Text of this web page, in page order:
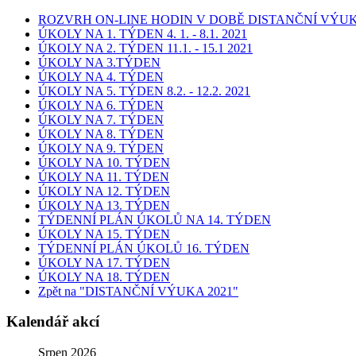
ROZVRH ON-LINE HODIN V DOBĚ DISTANČNÍ
ÚKOLY NA 1. TÝDEN 4. 1. - 8.1. 2021
ÚKOLY NA 2. TÝDEN 11.1. - 15.1 2021
ÚKOLY NA 3.TÝDEN
ÚKOLY NA 4. TÝDEN
ÚKOLY NA 5. TÝDEN 8.2. - 12.2. 2021
ÚKOLY NA 6. TÝDEN
ÚKOLY NA 7. TÝDEN
ÚKOLY NA 8. TÝDEN
ÚKOLY NA 9. TÝDEN
ÚKOLY NA 10. TÝDEN
ÚKOLY NA 11. TÝDEN
ÚKOLY NA 12. TÝDEN
ÚKOLY NA 13. TÝDEN
TÝDENNÍ PLÁN ÚKOLŮ NA 14. TÝDEN
ÚKOLY NA 15. TÝDEN
TÝDENNÍ PLÁN ÚKOLŮ 16. TÝDEN
ÚKOLY NA 17. TÝDEN
ÚKOLY NA 18. TÝDEN
Zpět na "DISTANČNÍ VÝUKA 2021"
Kalendář akcí
Srpen 2026